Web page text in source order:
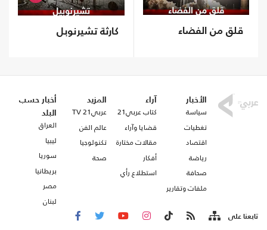
قلق من الفضاء كارثة تشيرنوبل
الأخبار
سياسة
تغطيات
اقتصاد
رياضة
صحافة
ملفات وتقارير
آراء
كتاب عربي21
قضايا وآراء
مقالات مختارة
أفكار
استطلاع رأي
المزيد
عربي21 TV
عالم الفن
تكنولوجيا
صحة
أخبار حسب
البلد
العراق
ليبيا
سوريا
بريطانيا
مصر
لبنان
تابعنا على